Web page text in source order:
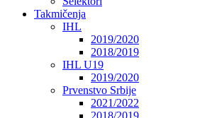
Takmičenja
IHL
2019/2020
2018/2019
IHL U19
2019/2020
Prvenstvo Srbije
2021/2022
2018/2019